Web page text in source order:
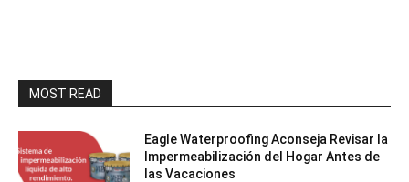
MOST READ
Eagle Waterproofing Aconseja Revisar la
Impermeabilización del Hogar Antes de
las Vacaciones